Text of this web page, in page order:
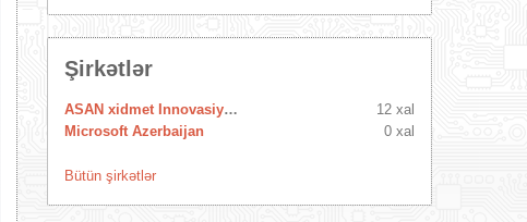
Şirkətlər
ASAN xidmet Innovasiya Mərkəzi
12 xal
Microsoft Azerbaijan
0 xal
Bütün şirkətlər